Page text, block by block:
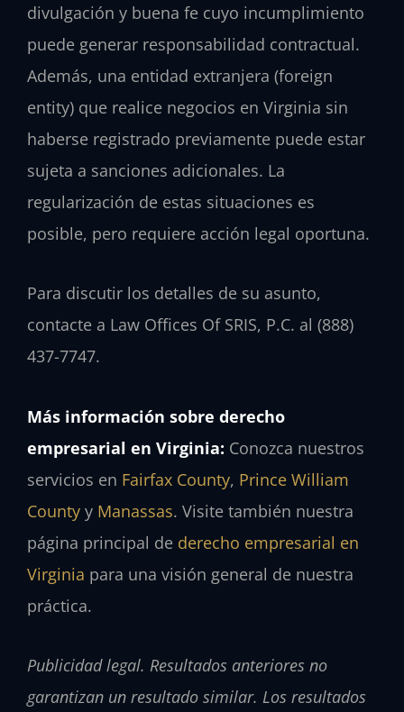
divulgación y buena fe cuyo incumplimiento
puede generar responsabilidad contractual.
Además, una entidad extranjera (foreign
entity) que realice negocios en Virginia sin
haberse registrado previamente puede estar
sujeta a sanciones adicionales. La
regularización de estas situaciones es
posible, pero requiere acción legal oportuna.
Para discutir los detalles de su asunto,
contacte a Law Offices Of SRIS, P.C. al (888)
437-7747.
Más información sobre derecho
empresarial en Virginia: Conozca nuestros
servicios en Fairfax County, Prince William
County y Manassas. Visite también nuestra
página principal de derecho empresarial en
Virginia para una visión general de nuestra
práctica.
Publicidad legal. Resultados anteriores no
garantizan un resultado similar. Los resultados